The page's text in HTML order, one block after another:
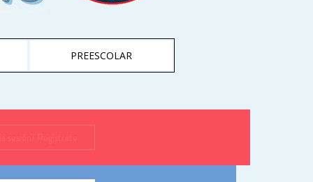
PREESCOLAR
sesión/ Regístrate